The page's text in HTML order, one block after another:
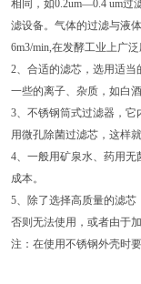
相同，如0.2um—0.4 um过
滤设备。气体的过滤与液
6m3/min,在发酵工业上广
2、合适的滤芯，选用适当
一些的离子、杂质，如白
3、不锈钢筒式过滤器，
用微孔除菌过滤芯，这样
4、一般用矿泉水、药用
成本。
5、除了选择高质量的滤
否则无法使用，或者由于
注：在使用不锈钢外壳时